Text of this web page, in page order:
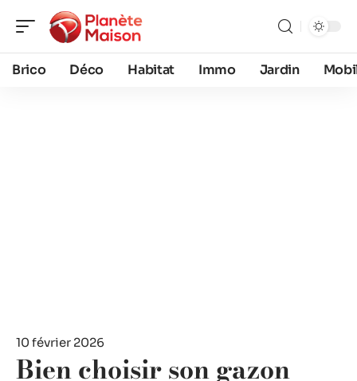
Brico Déco Habitat Immo Jardin
10 février 2026
Bien choisir son gazon